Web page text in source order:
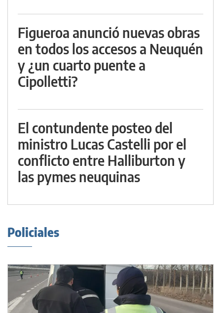
Figueroa anunció nuevas obras
en todos los accesos a Neuquén
y ¿un cuarto puente a
Cipolletti?
El contundente posteo del
ministro Lucas Castelli por el
conflicto entre Halliburton y
las pymes neuquinas
Policiales